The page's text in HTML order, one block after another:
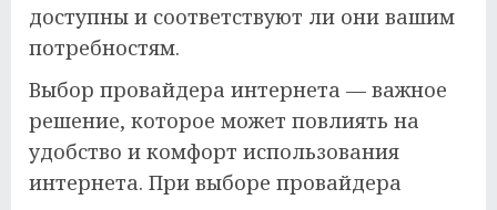
доступны и соответствуют ли они вашим
потребностям.
Выбор провайдера интернета — важное
решение, которое может повлиять на
удобство и комфорт использования
интернета. При выборе провайдера